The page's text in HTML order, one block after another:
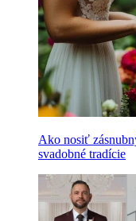
Ako nosiť
svadobné tradície